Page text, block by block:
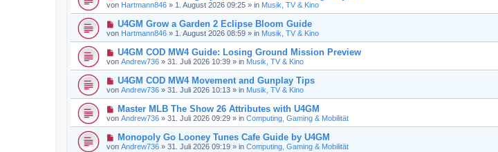
t
r
a
g
B
e
t
r
a
g
e
u
e
B
e
t
r
a
g
von Hartmann846 » 1. August 2026 09:25 » in Musik, TV & Kino
N
e
u
e
B
e
t
r
a
g
U4GM Grow a Garden 2 Eclipse Bloom Guide
von Hartmann846 » 1. August 2026 08:59 » in Musik, TV & Kino
N
e
u
e
B
e
t
r
a
g
U4GM COD MW4 Guide: Losing Ground Mission Preview
von Andrew736 » 31. Juli 2026 10:39 » in Musik, TV & Kino
N
e
u
e
B
e
t
U4GM COD MW4 Movement and Gunplay Tips
von Andrew736 » 31. Juli 2026 10:13 » in Musik, TV & Kino
N
e
u
e
B
Master MLB The Show 26 Attributes with U4GM
von Andrew736 » 31. Juli 2026 09:29 » in Computing, Gaming & Mobilität
N
e
Monopoly Go Looney Tunes Cafe Guide by U4GM
von Andrew736 » 31. Juli 2026 09:19 » in Computing, Gaming & Mobilität